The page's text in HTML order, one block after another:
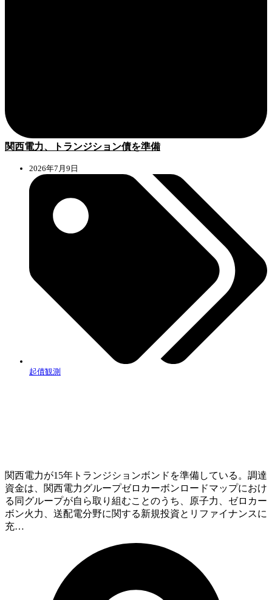
関西電力、トランジション債を準備
2026年7月9日
起債観測
関西電力が15年トランジションボンドを準備している。調達
資金は、関西電力グループゼロカーボンロードマップにおけ
る同グループが自ら取り組むことのうち、原子力、ゼロカー
ボン火力、送配電分野に関する新規投資とリファイナンスに
充…